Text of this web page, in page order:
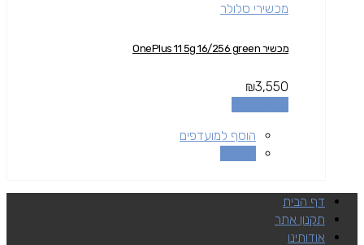
מכשירי סלולר
מכשיר OnePlus 11 5g 16/256 green
₪3,550
הוסף למועדפים
דף הבית
תקנון אתר
אודותינו